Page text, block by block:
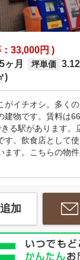
33,000円 )
5ヶ月 坪単価
)
がイチオシ。多く
建物です。賃料は
る駅があります。
す。飲食店として
ます。こちらの物
加